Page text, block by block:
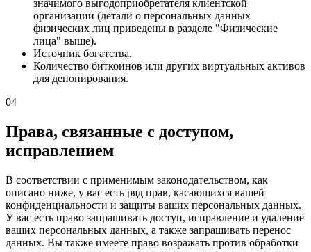
значимого выгодоприобретателя клиентской
организации (детали о персональных данных
физических лиц приведены в разделе "Физические
лица" выше).
Источник богатства.
Количество биткоинов или других виртуальных активов
для депонирования.
04
Права, связанные с доступом,
исправлением
В соответствии с применимым законодательством, как
описано ниже, у вас есть ряд прав, касающихся вашей
конфиденциальности и защиты ваших персональных данных.
У вас есть право запрашивать доступ, исправление и удаление
ваших персональных данных, а также запрашивать перенос
данных. Вы также имеете право возражать против обработки